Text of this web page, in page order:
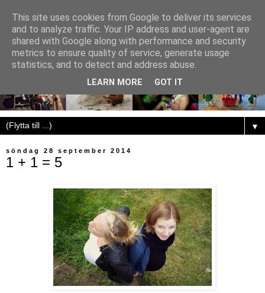
▼
söndag 28 september 2014
1 + 1 = 5
This site uses cookies from Google to deliver its services
and to analyze traffic. Your IP address and user-agent are
shared with Google along with performance and security
metrics to ensure quality of service, generate usage
statistics, and to detect and address abuse.
LEARN MORE GOT IT